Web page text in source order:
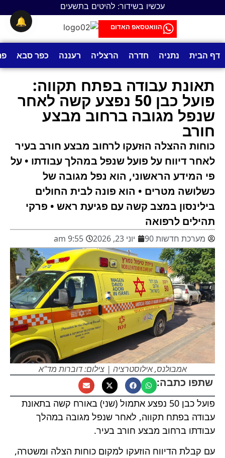
עכשיו בשידור: להיטים בתשעים
הוואטסאפ האדום
דף הבית נתניה חדרה הרצליה רעננה כפר סבא
תאונת עבודה בפתח תקווה:
פועל כבן 50 נפצע קשה לאחר
שנפל מגובה ברחוב מבצע
חורב
כוחות ההצלה הוזעקו לרחוב מבצע חורב בעיר
לאחר דיווח על פועל שנפל במהלך עבודתו • על
פי המידע הראשוני, הוא נפל מגובה של
כשלושה מטרים • הוא פונה לבית החולים
בילינסון במצב קשה עם פגיעת ראש • פרקי
תהילים לרפואה
מערכת חדשות 90 יוני 23, 2026 9:55 am
אמבולנס, אילוסטרציה | צילום: דוברות מד"א
שתפו כתבה:
פועל כבן 50 נפצע אתמול (שני) באורח קשה בתאונת
עבודה בפתח תקווה, לאחר שנפל מגובה במהלך
עבודתו ברחוב מבצע חורב בעיר.
עם קבלת הדיווח הוזעקו למקום כוחות הצלה ומשטרה,
🔔